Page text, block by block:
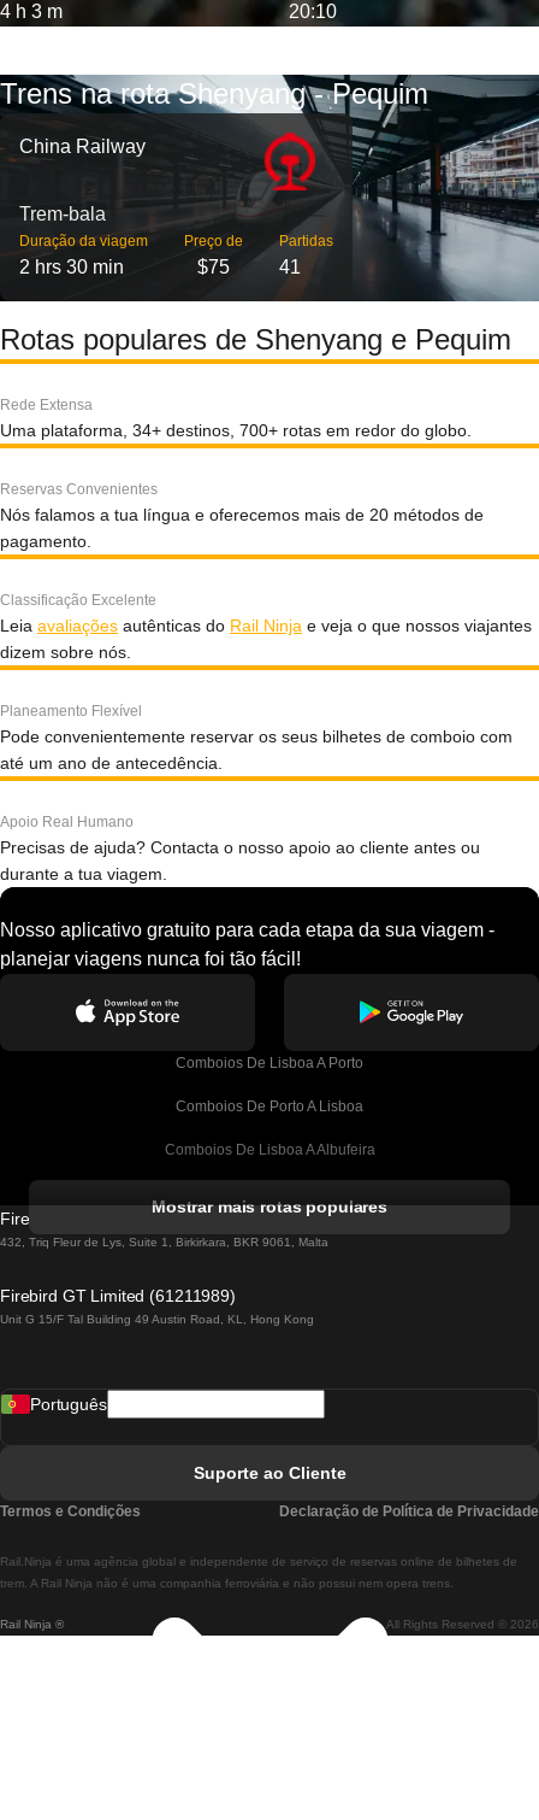
4 h 3 m 20:10
Trens na rota Shenyang - Pequim
China Railway
Trem-bala
Duração da viagem
2 hrs 30 min
Preço de
$75
Partidas
41
Rotas populares de Shenyang e Pequim
Rede Extensa
Uma plataforma, 34+ destinos, 700+ rotas em redor do globo.
Reservas Convenientes
Nós falamos a tua língua e oferecemos mais de 20 métodos de
pagamento.
Classificação Excelente
Leia avaliações autênticas do Rail Ninja e veja o que nossos viajantes
dizem sobre nós.
Planeamento Flexível
Pode convenientemente reservar os seus bilhetes de comboio com
até um ano de antecedência.
Apoio Real Humano
Precisas de ajuda? Contacta o nosso apoio ao cliente antes ou
durante a tua viagem.
Nosso aplicativo gratuito para cada etapa da sua viagem -
planejar viagens nunca foi tão fácil!
Comboios De Lisboa A Porto
Comboios De Porto A Lisboa
Comboios De Lisboa A Albufeira
Comboios De Lisboa A Lagos
Comboios De Lisboa A Madrid
Comboios De Lisboa A Braga
Comboios De Braga A Lisboa
Mostrar mais rotas populares
Firebird GT Limited (OC 1451)
432, Triq Fleur de Lys, Suite 1, Birkirkara, BKR 9061, Malta
Firebird GT Limited (61211989)
Unit G 15/F Tal Building 49 Austin Road, KL, Hong Kong
Rail Ninja ® All Rights Reserved © 2026
Rail.Ninja é uma agência global e independente de serviço de reservas online de bilhetes de
trem. A Rail Ninja não é uma companhia ferroviária e não possui nem opera trens.
Português
Suporte ao Cliente
Termos e Condições Declaração de Política de Privacidade